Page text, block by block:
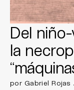
Del
la
por Gabriel Rojas